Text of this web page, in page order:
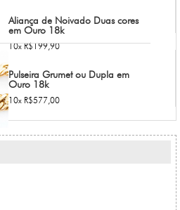
Aliança de Noivado Duas cores
em Ouro 18k
10x R$199,90
Pulseira Grumet ou Dupla em
Ouro 18k
10x R$577,00